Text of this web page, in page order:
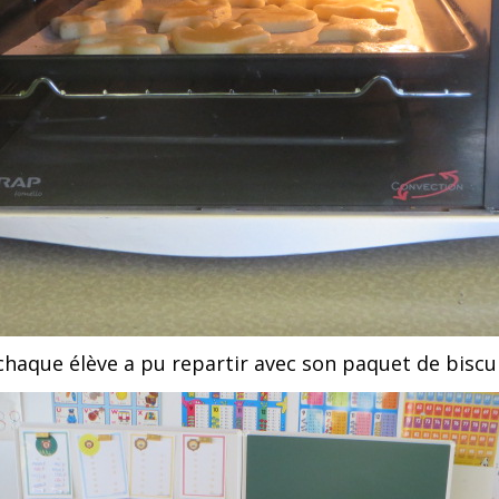
élève a pu repartir avec son paquet de